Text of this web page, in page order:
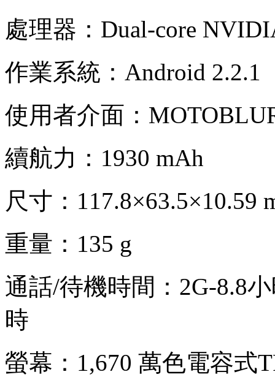
處理器：Dual-core
作業系統：Android 2.2.1
使用者介面：
續航力：1930 mAh
尺寸：117.8×63.5×10.59
重量：135 g
通話/待機時間：2G-8.8
時
螢幕：1,670 萬色電容式